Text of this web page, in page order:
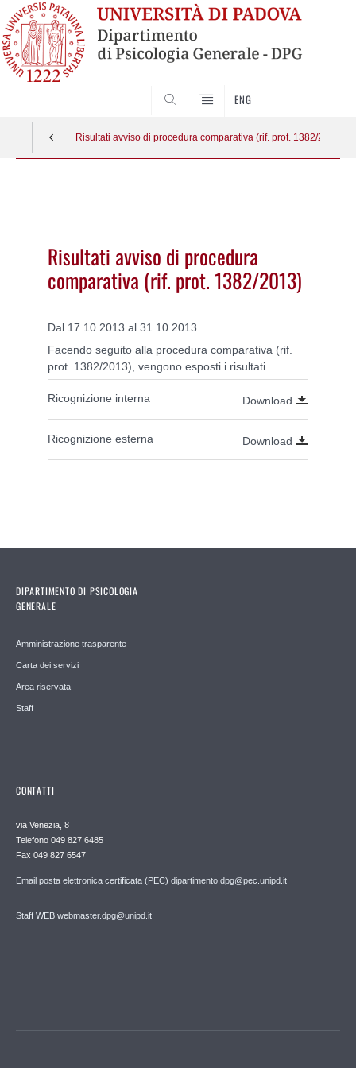
ENG
Risultati avviso di procedura comparativa (rif. prot. 1382/2013)
Risultati avviso di procedura
comparativa (rif. prot. 1382/2013)
Dal 17.10.2013 al 31.10.2013
Facendo seguito alla procedura comparativa (rif.
prot. 1382/2013), vengono esposti i risultati.
Ricognizione interna Download
Ricognizione esterna Download
DIPARTIMENTO DI PSICOLOGIA
GENERALE
Amministrazione trasparente
Carta dei servizi
Area riservata
Staff
CONTATTI
via Venezia, 8
Telefono 049 827 6485
Fax 049 827 6547
Email posta elettronica certificata (PEC) dipartimento.dpg@pec.unipd.it
Staff WEB webmaster.dpg@unipd.it